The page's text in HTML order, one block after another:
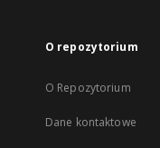
O repozytorium
O Repozytorium
Dane kontaktowe